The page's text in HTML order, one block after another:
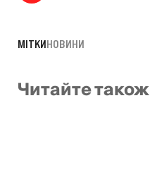
МІТКИНОВИНИ
Читайте також